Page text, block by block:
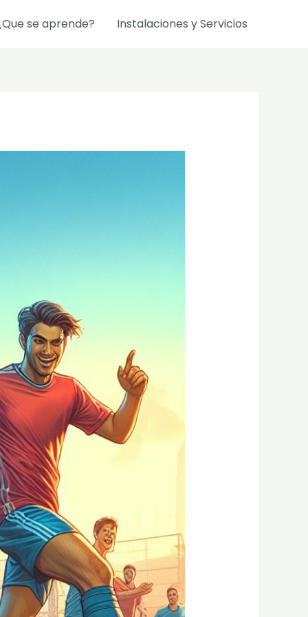
se aprende? Instalaciones y Servicios